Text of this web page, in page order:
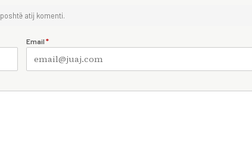
poshtë atij komenti.
Email *